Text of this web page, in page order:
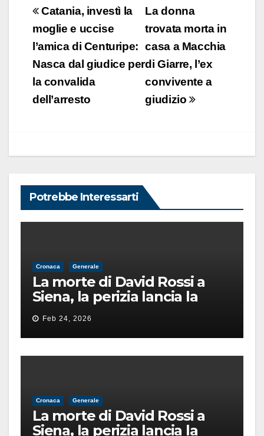
Navigazione
articoli
La donna
trovata morta in
casa a Macchia
di Giarre, l’ex
convivente a
giudizio
Catania, investì la
moglie e uccise
l’amica di Centuripe:
Nasca dal giudice per
la convalida
dell’arresto
Potrebbe Interessarti
Cronaca Generale
La morte di David Rossi a
Siena, la perizia lancia la
pista di un’intimidazione
finita male
Feb 24, 2026
Cronaca Generale
La morte di David Rossi a
Siena, la perizia lancia la